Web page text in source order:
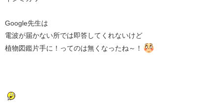
Google先生は
電波が届かない所では即答してくれないけど
植物図鑑片手に！ってのは無くなったね～！